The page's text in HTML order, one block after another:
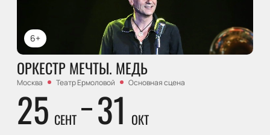
6+
ОРКЕСТР МЕЧТЫ. МЕДЬ
Москва Театр Ермоловой Основная сцена
25 СЕНТ 31 ОКТ